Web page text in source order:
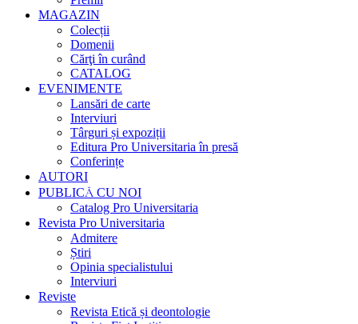
MAGAZIN
Colecții
Domenii
Cărţi în curând
CATALOG
EVENIMENTE
Lansări de carte
Interviuri
Târguri și expoziții
Editura Pro Universitaria în presă
Conferințe
AUTORI
PUBLICĂ CU NOI
Catalog Pro Universitaria
Revista Pro Universitaria
Admitere
Știri
Opinia specialistului
Interviuri
Reviste
Revista Etică și deontologie